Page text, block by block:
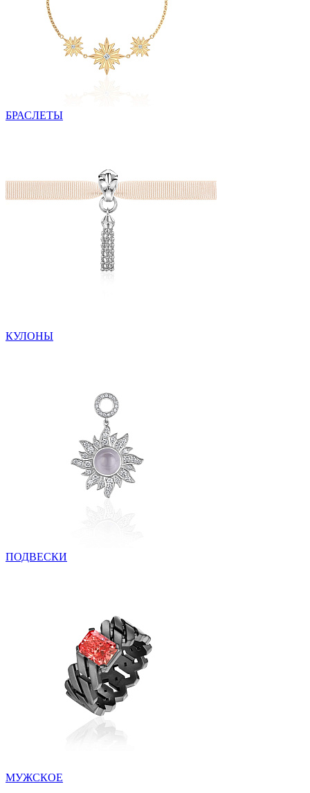
БРАСЛЕТЫ
КУЛОНЫ
ПОДВЕСКИ
МУЖСКОЕ